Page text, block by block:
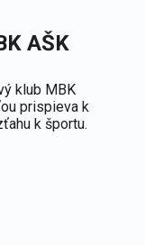
AŠK
klub MBK
prispieva k
k športu.